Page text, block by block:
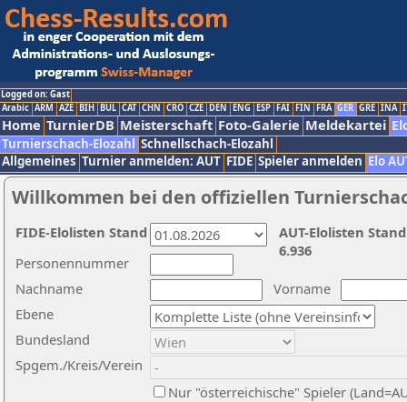
Logged on: Gast
Arabic ARM AZE BIH BUL CAT CHN CRO CZE DEN ENG ESP FAI FIN FRA GER GRE INA
Home TurnierDB Meisterschaft Foto-Galerie Meldekartei
Turnierschach-Elozahl Schnellschach-Elozahl
Allgemeines Turnier anmelden: AUT FIDE Spieler anmelden Elo
Willkommen bei den offiziellen
Nachname
Vorname
Ebene
Personennummer
Bundesland
Spgem./Kreis/Verein
Nur "österreichische" Spieler
AUT-Elolisten
6.936
FIDE-Elolisten Stand